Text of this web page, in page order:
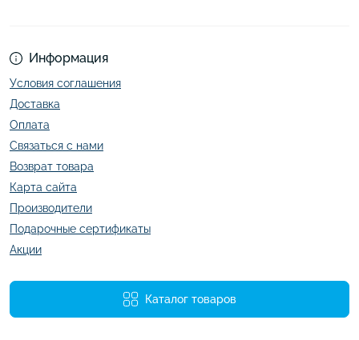
Информация
Условия соглашения
Доставка
Оплата
Связаться с нами
Возврат товара
Карта сайта
Производители
Подарочные сертификаты
Акции
Каталог товаров